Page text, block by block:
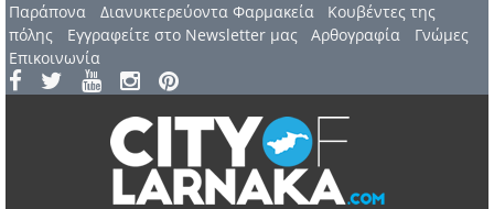
Παράπονα Διανυκτερεύοντα Φαρμακεία
Kουβέντες της
πόλης
Εγγραφείτε στο Newsletter μας Αρθογραφία
Γνώμες
Επικοινωνία